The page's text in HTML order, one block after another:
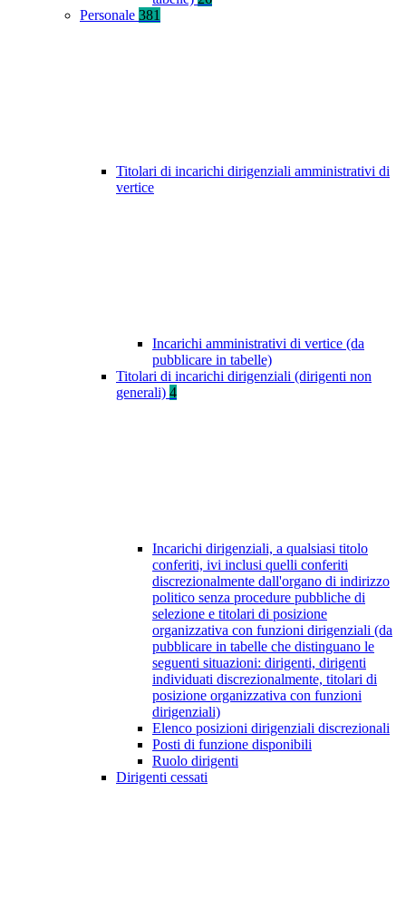
Personale 381
Titolari di incarichi dirigenziali amministrativi di
vertice
Incarichi amministrativi di vertice (da
pubblicare in tabelle)
Titolari di incarichi dirigenziali (dirigenti non
generali) 4
Incarichi dirigenziali, a qualsiasi titolo
conferiti, ivi inclusi quelli conferiti
discrezionalmente dall'organo di indirizzo
politico senza procedure pubbliche di
selezione e titolari di posizione
organizzativa con funzioni dirigenziali (da
pubblicare in tabelle che distinguano le
seguenti situazioni: dirigenti, dirigenti
individuati discrezionalmente, titolari di
posizione organizzativa con funzioni
dirigenziali)
Elenco posizioni dirigenziali discrezionali
Posti di funzione disponibili
Ruolo dirigenti
Dirigenti cessati